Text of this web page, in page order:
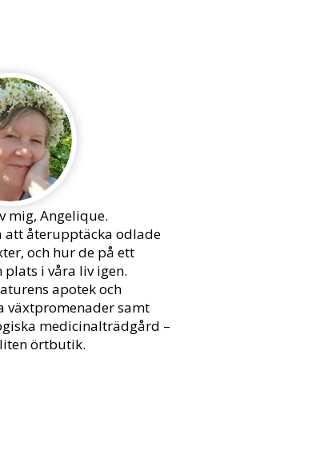
mig, Angelique.
att återupptäcka odlade
och hur de på ett
i våra liv igen.
apotek och
växtpromenader samt
medicinalträdgård –
örtbutik.